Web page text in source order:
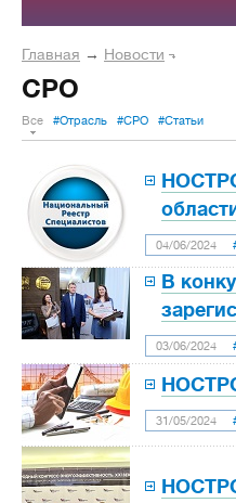
Главная → Новости
СРО
Все #Отрасль #СРО #Статьи
04/06/2024
В
03/06/2024
31/05/2024